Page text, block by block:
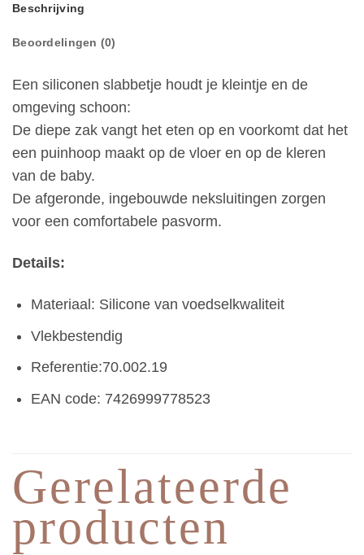
Beschrijving
Beoordelingen (0)
Een siliconen slabbetje houdt je kleintje en de
omgeving schoon:
De diepe zak vangt het eten op en voorkomt dat het
een puinhoop maakt op de vloer en op de kleren
van de baby.
De afgeronde, ingebouwde neksluitingen zorgen
voor een comfortabele pasvorm.
Details:
Materiaal: Silicone van voedselkwaliteit
Vlekbestendig
Referentie:70.002.19
EAN code: 7426999778523
Gerelateerde
producten